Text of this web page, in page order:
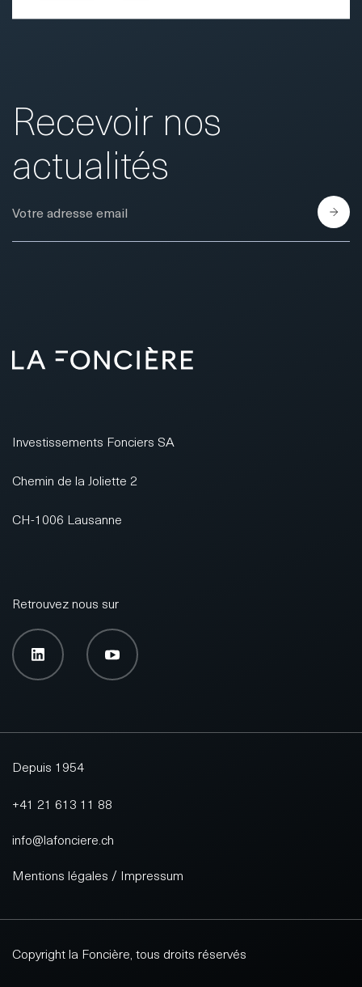
Recevoir nos
actualités
E-Mail
Investissements Fonciers SA
Chemin de la Joliette 2
CH-1006 Lausanne
Retrouvez nous sur
Depuis 1954
+41 21 613 11 88
info@lafonciere.ch
Mentions légales / Impressum
Copyright la Foncière, tous droits réservés